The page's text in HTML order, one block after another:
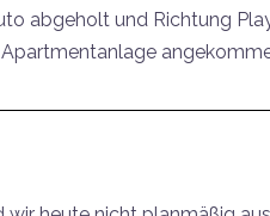
abgeholt und Richtung